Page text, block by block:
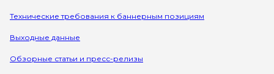
Технические требования к баннерным позициям
Выходные данные
Обзорные статьи и пресс-релизы